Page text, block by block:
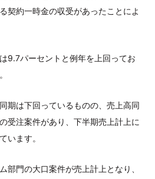
契約一時金の収受があったことによ
9.7パーセントと例年を上回ってお
期は下回っているものの、売上高同
受注案件があり、下半期売上計上に
います。
部門の大口案件が売上計上となり、